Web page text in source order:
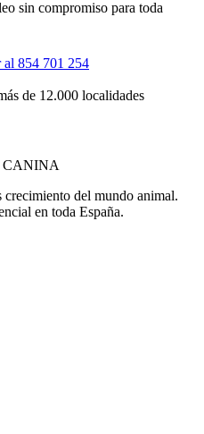
sin compromiso para toda
al 854 701 254
de 12.000 localidades
CANINA
crecimiento del mundo animal.
en toda España.